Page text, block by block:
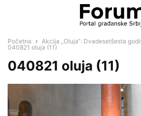
Početna
Akcija „Oluja“: Dvadesetšesta
040821 oluja (11)
040821 oluja (11)